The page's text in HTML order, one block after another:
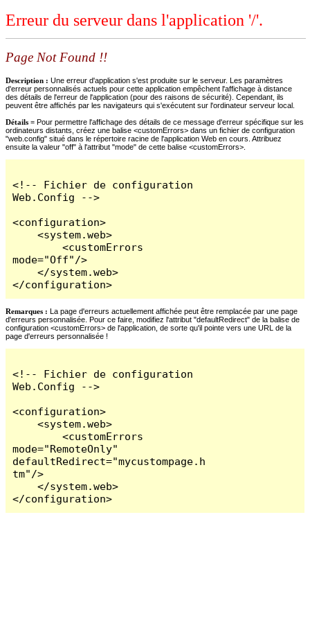
Erreur du serveur dans l'application '/'.
Page Not Found !!
Description : Une erreur d'application s'est produite sur le serveur. Les paramètres
d'erreur personnalisés actuels pour cette application empêchent l'affichage à distance
des détails de l'erreur de l'application (pour des raisons de sécurité). Cependant, ils
peuvent être affichés par les navigateurs qui s'exécutent sur l'ordinateur serveur local.
Détails = Pour permettre l'affichage des détails de ce message d'erreur spécifique sur les
ordinateurs distants, créez une balise <customErrors> dans un fichier de configuration
"web.config" situé dans le répertoire racine de l'application Web en cours. Attribuez
ensuite la valeur "off" à l'attribut "mode" de cette balise <customErrors>.
<!-- Fichier de configuration
Web.Config -->
<configuration>
    <system.web>
        <customErrors
mode="Off"/>
    </system.web>
</configuration>
Remarques : La page d'erreurs actuellement affichée peut être remplacée par une page
d'erreurs personnalisée. Pour ce faire, modifiez l'attribut "defaultRedirect" de la balise de
configuration <customErrors> de l'application, de sorte qu'il pointe vers une URL de la
page d'erreurs personnalisée !
<!-- Fichier de configuration
Web.Config -->
<configuration>
    <system.web>
        <customErrors
mode="RemoteOnly"
defaultRedirect="mycustompage.h
tm"/>
    </system.web>
</configuration>